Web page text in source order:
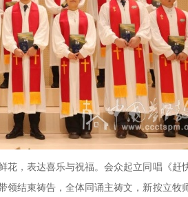
，表达喜乐与祝福。会众起立同唱《赶
结束祷告，全体同诵主祷文，新按立牧